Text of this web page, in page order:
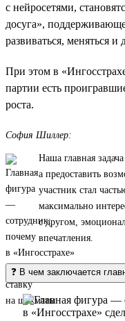
с нейросетями,
досуга»,
развиваться, меняться и
При этом в
партии есть
роста.
София Шиллер:
Наша главная
а предоставить
участник стал
максимально
с другом,
впечатления.
❓ В чем заключается